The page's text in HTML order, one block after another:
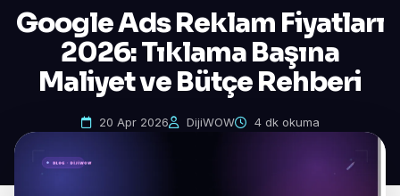
Google Ads Reklam Fiyatları
2026: Tıklama Başına
Maliyet ve Bütçe Rehberi
20 Apr 2026 DijiWOW 4 dk okuma